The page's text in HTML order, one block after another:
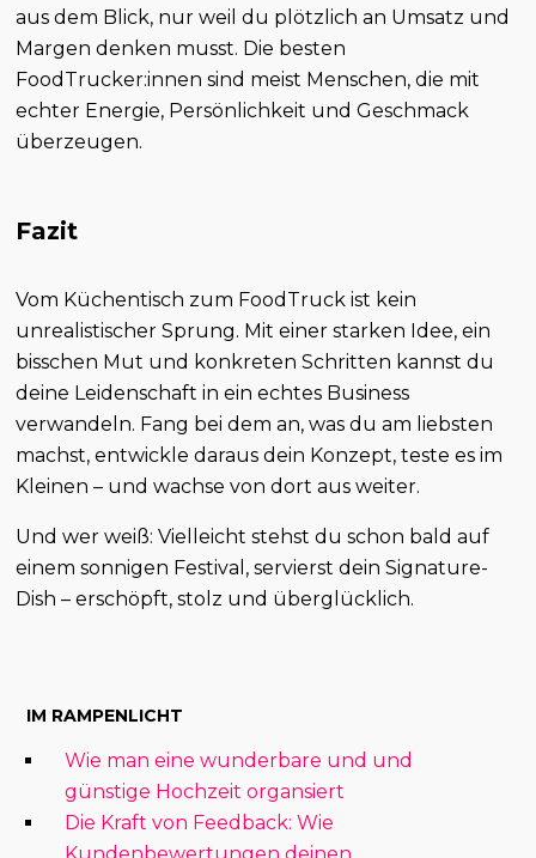
aus dem Blick, nur weil du plötzlich an Umsatz und
Margen denken musst. Die besten
FoodTrucker:innen sind meist Menschen, die mit
echter Energie, Persönlichkeit und Geschmack
überzeugen.
Fazit
Vom Küchentisch zum FoodTruck ist kein
unrealistischer Sprung. Mit einer starken Idee, ein
bisschen Mut und konkreten Schritten kannst du
deine Leidenschaft in ein echtes Business
verwandeln. Fang bei dem an, was du am liebsten
machst, entwickle daraus dein Konzept, teste es im
Kleinen – und wachse von dort aus weiter.
Und wer weiß: Vielleicht stehst du schon bald auf
einem sonnigen Festival, servierst dein Signature-
Dish – erschöpft, stolz und überglücklich.
IM RAMPENLICHT
Wie man eine wunderbare und und
günstige Hochzeit organsiert
Die Kraft von Feedback: Wie